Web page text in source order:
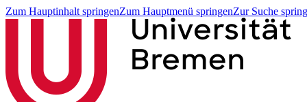
Zum Hauptinhalt springenZum Hauptmenü springenZur Suche